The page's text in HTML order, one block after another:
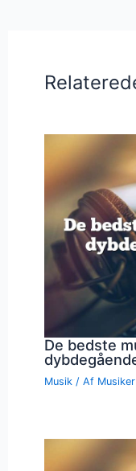
De bedste
Musik / Af Musiker